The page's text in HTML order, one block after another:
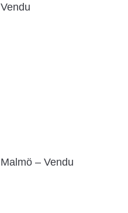
Vendu
Malmö – Vendu